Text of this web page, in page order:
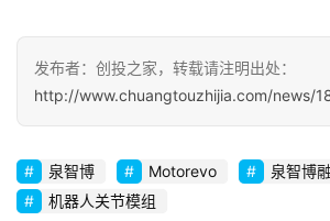
初
创
企
业
品
牌
发布者：创投之家，转载请注明出处：
http://www.chuangtouzhijia.com/news/
泉智博 Motorevo
泉智博
机器人关节模组